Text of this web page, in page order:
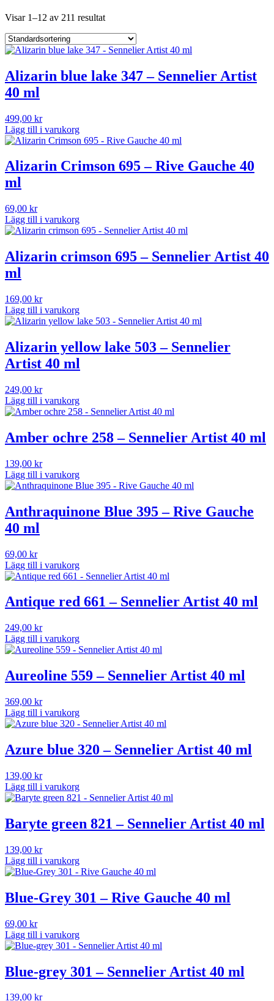
Visar 1–12 av 211 resultat
Alizarin blue lake 347 – Sennelier Artist
40 ml
499,00 kr
Lägg till i varukorg
Alizarin Crimson 695 – Rive Gauche 40
ml
69,00 kr
Lägg till i varukorg
Alizarin crimson 695 – Sennelier Artist 40
ml
169,00 kr
Lägg till i varukorg
Alizarin yellow lake 503 – Sennelier
Artist 40 ml
249,00 kr
Lägg till i varukorg
Amber ochre 258 – Sennelier Artist 40 ml
139,00 kr
Lägg till i varukorg
Anthraquinone Blue 395 – Rive Gauche
40 ml
69,00 kr
Lägg till i varukorg
Antique red 661 – Sennelier Artist 40 ml
249,00 kr
Lägg till i varukorg
Aureoline 559 – Sennelier Artist 40 ml
369,00 kr
Lägg till i varukorg
Azure blue 320 – Sennelier Artist 40 ml
139,00 kr
Lägg till i varukorg
Baryte green 821 – Sennelier Artist 40 ml
139,00 kr
Lägg till i varukorg
Blue-Grey 301 – Rive Gauche 40 ml
69,00 kr
Lägg till i varukorg
Blue-grey 301 – Sennelier Artist 40 ml
139,00 kr